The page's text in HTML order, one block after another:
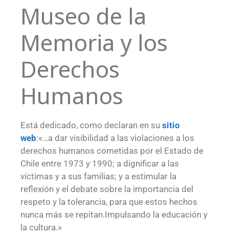
Museo de la
Memoria y los
Derechos
Humanos
Está dedicado, como declaran en su sitio
web:«…a dar visibilidad a las violaciones a los
derechos humanos cometidas por el Estado de
Chile entre 1973 y 1990; a dignificar a las
víctimas y a sus familias; y a estimular la
reflexión y el debate sobre la importancia del
respeto y la tolerancia, para que estos hechos
nunca más se repitan.Impulsando la educación y
la cultura.»